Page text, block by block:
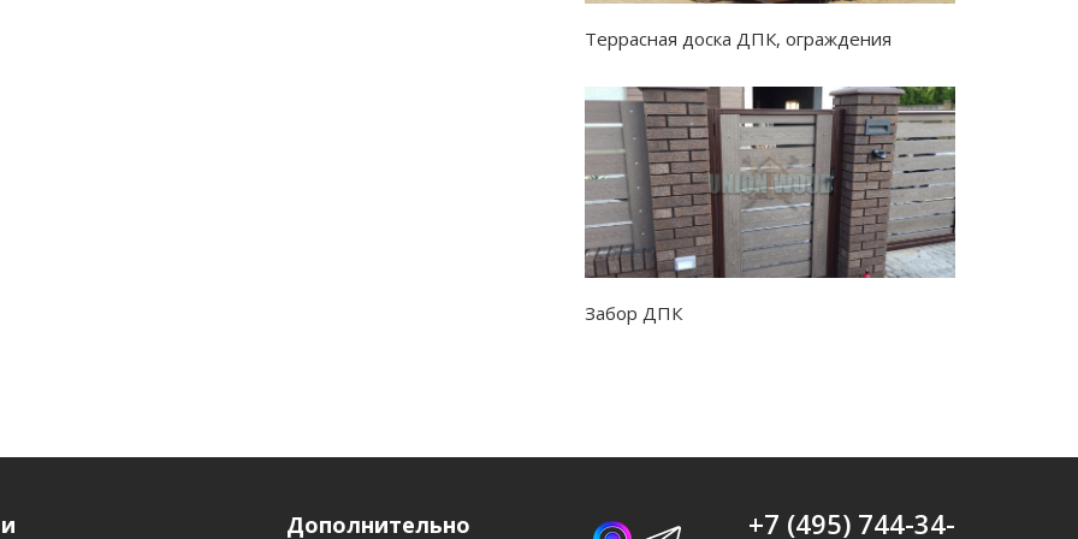
Террасная доска ДПК, ограждения
Забор ДПК
Дополнительно
+7 (495) 744-34-